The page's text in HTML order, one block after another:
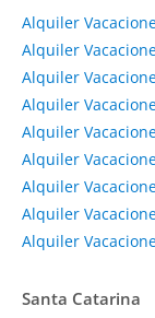
Alquiler
Alquiler
Alquiler
Alquiler
Alquiler
Alquiler
Alquiler
Alquiler
Alquiler
Santa Catarina